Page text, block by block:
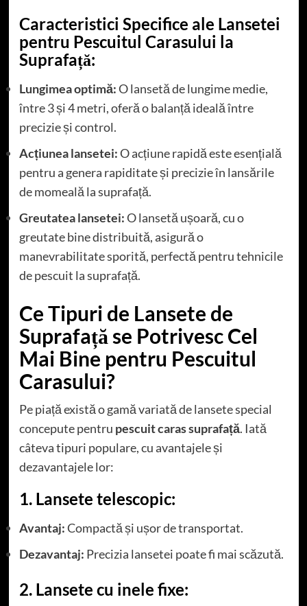
Caracteristici Specifice ale Lansetei
pentru Pescuitul Carasului la
Suprafață:
Lungimea optimă:O lansetă de lungime medie,
între 3 și 4 metri, oferă o balanță ideală între
precizie și control.
Acțiunea lansetei:O acțiune rapidă este esențială
pentru a genera rapiditate și precizie în lansările
de momeală la suprafață.
Greutatea lansetei:O lansetă ușoară, cu o
greutate bine distribuită, asigură o
manevrabilitate sporită, perfectă pentru tehnicile
de pescuit la suprafață.
Ce Tipuri de Lansete de
Suprafață se Potrivesc Cel
Mai Bine pentru Pescuitul
Carasului?
Pe piață există o gamă variată de lansete special
concepute pentru pescuit caras suprafață. Iată
câteva tipuri populare, cu avantajele și
dezavantajele lor:
1. Lansete telescopic:
Avantaj:Compactă și ușor de transportat.
Dezavantaj: Precizia lansetei poate fi mai scăzută.
2. Lansete cu inele fixe: